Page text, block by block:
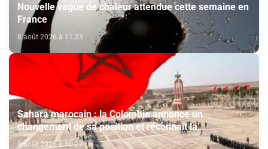
Nouvelle vague de chaleur attendue cette semaine en
France
8 août 2026 à 11:23
Sahara marocain : la Colombie annonce un
changement de sa position et reconnaît la
souveraineté du Maroc sur son Sahara
8 août 2026 à 10:27